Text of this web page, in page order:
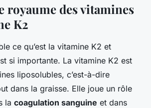
royaume des vitamines
K2
ce qu’est la vitamine K2 et
si importante. La vitamine K2 est
liposolubles, c’est-à-dire
dans la graisse. Elle joue un rôle
la coagulation sanguine et dans